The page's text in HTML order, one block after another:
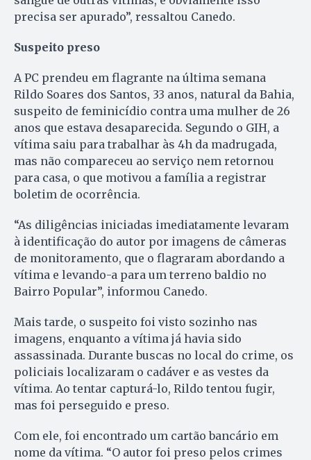
precisa ser apurado”, ressaltou Canedo.
Suspeito preso
A PC prendeu em flagrante na última semana
Rildo Soares dos Santos, 33 anos, natural da Bahia,
suspeito de feminicídio contra uma mulher de 26
anos que estava desaparecida. Segundo o GIH, a
vítima saiu para trabalhar às 4h da madrugada,
mas não compareceu ao serviço nem retornou
para casa, o que motivou a família a registrar
boletim de ocorrência.
“As diligências iniciadas imediatamente levaram
à identificação do autor por imagens de câmeras
de monitoramento, que o flagraram abordando a
vítima e levando-a para um terreno baldio no
Bairro Popular”, informou Canedo.
Mais tarde, o suspeito foi visto sozinho nas
imagens, enquanto a vítima já havia sido
assassinada. Durante buscas no local do crime, os
policiais localizaram o cadáver e as vestes da
vítima. Ao tentar capturá-lo, Rildo tentou fugir,
mas foi perseguido e preso.
Com ele, foi encontrado um cartão bancário em
nome da vítima. “O autor foi preso pelos crimes